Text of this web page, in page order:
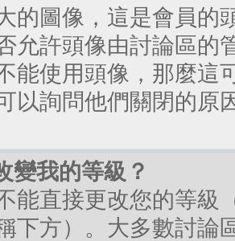
的圖像，這是會員的
允許頭像由討論區的
能使用頭像，那麼這
以詢問他們關閉的原
變我的等級？
能直接更改您的等級
下方）。大多數討論